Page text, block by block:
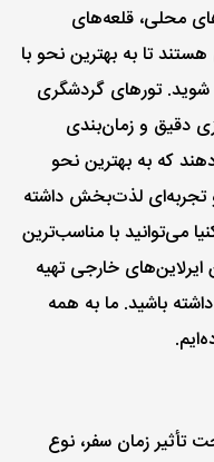
محلی، قلعه‌های
تا به بهترین نحو با
تورهای گردشگری
دقیق و زمان‌بندی
که به بهترین نحو
تجربه‌ای لذت‌بخش داشته
می‌توانید با مناسب‌ترین
ایرلاین‌های خارجی تهیه
باشید. ما به همه
تأثیر زمان سفر، نوع